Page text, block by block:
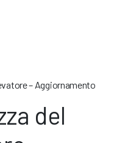
– Aggiornamento
del